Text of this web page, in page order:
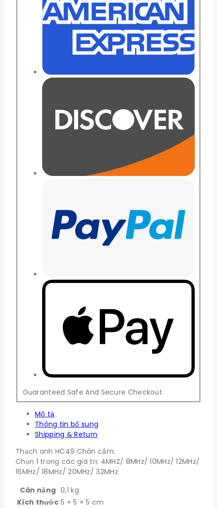
Guaranteed Safe And Secure Checkout
Mô tả
Thông tin bổ sung
Shipping & Return
Thạch anh HC49 Chân cắm:
Chọn 1 trong các giá trị: 4MHZ/ 8MHz/ 10MHz/ 12MHz/
16MHz/ 18MHz/ 20MHz/ 32MHz
Cân nặng 0,1 kg
Kích thước 5 × 5 × 5 cm